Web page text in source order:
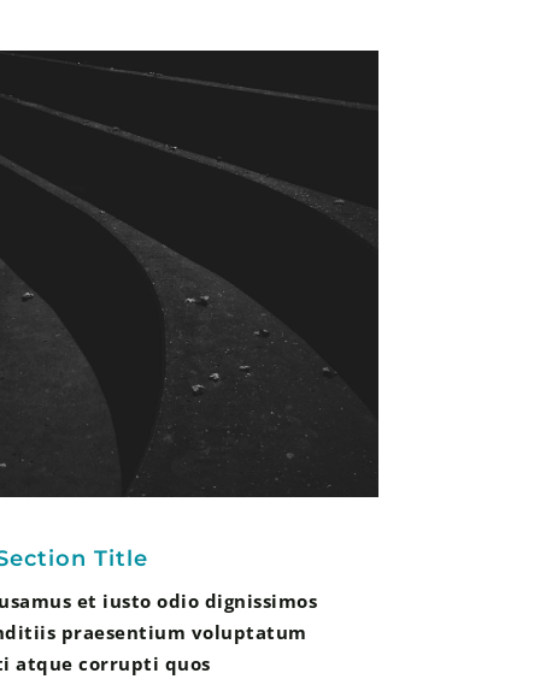
Title
et iusto odio dignissimos
praesentium voluptatum
atque corrupti quos